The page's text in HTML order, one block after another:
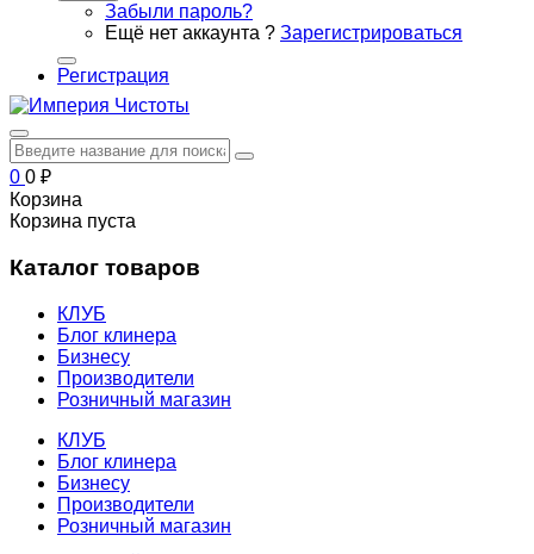
Забыли пароль?
Ещё нет аккаунта ? Зарегистрироваться
Регистрация
0 0 ₽
Корзина
Корзина пуста
Каталог товаров
КЛУБ
Блог клинера
Бизнесу
Производители
Розничный магазин
КЛУБ
Блог клинера
Бизнесу
Производители
Розничный магазин